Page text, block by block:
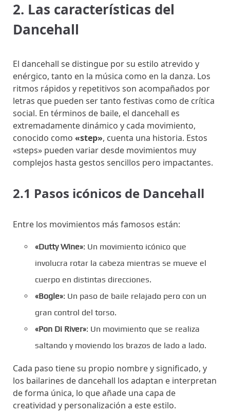
2. Las características del
Dancehall
El dancehall se distingue por su estilo atrevido y
enérgico, tanto en la música como en la danza. Los
ritmos rápidos y repetitivos son acompañados por
letras que pueden ser tanto festivas como de crítica
social. En términos de baile, el dancehall es
extremadamente dinámico y cada movimiento,
conocido como «step», cuenta una historia. Estos
«steps» pueden variar desde movimientos muy
complejos hasta gestos sencillos pero impactantes.
2.1 Pasos icónicos de Dancehall
Entre los movimientos más famosos están:
«Dutty Wine»: Un movimiento icónico que
involucra rotar la cabeza mientras se mueve el
cuerpo en distintas direcciones.
«Bogle»: Un paso de baile relajado pero con un
gran control del torso.
«Pon Di River»: Un movimiento que se realiza
saltando y moviendo los brazos de lado a lado.
Cada paso tiene su propio nombre y significado, y
los bailarines de dancehall los adaptan e interpretan
de forma única, lo que añade una capa de
creatividad y personalización a este estilo.